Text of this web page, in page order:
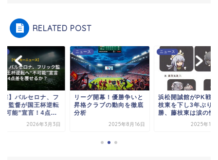
RELATED POST
撃】バルセロナ、フ
ク監督が国王杯逆転
可能”宣言！4点...
2026年3月3日
ニュース
リーグ開幕！優勝争いと
昇格クラブの動向を徹底
分析
2025年8月16日
ニュース
浜松開誠館がPK戦
枝東を下し3年ぶり
勝、藤枝東は涙の惜
2025年11